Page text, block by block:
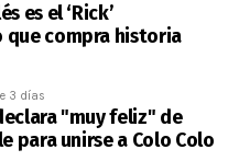
es el ‘Rick’
que compra historia
3 días
"muy feliz" de
para unirse a Colo Colo